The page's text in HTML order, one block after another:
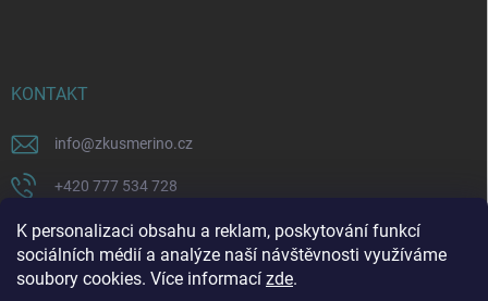
K personalizaci obsahu a reklam, poskytování funkcí
sociálních médií a analýze naší návštěvnosti využíváme
soubory cookies. Více informací zde.
KONTAKT
info@zkusmerino.cz
+420 777 534 728
https://www.facebook.com/zkusmerino/
zkusmerino.cz